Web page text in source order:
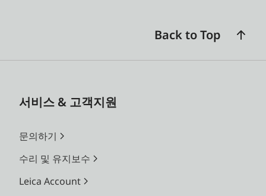
Back to Top
서비스 & 고객지원
문의하기
수리 및 유지보수
Leica Account